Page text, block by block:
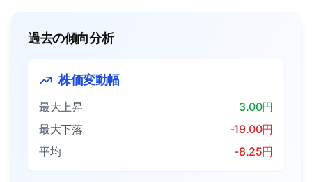
過去の傾向分析
株価変動幅
最大上昇
3.00円
最大下落
-19.00円
平均
-8.25円